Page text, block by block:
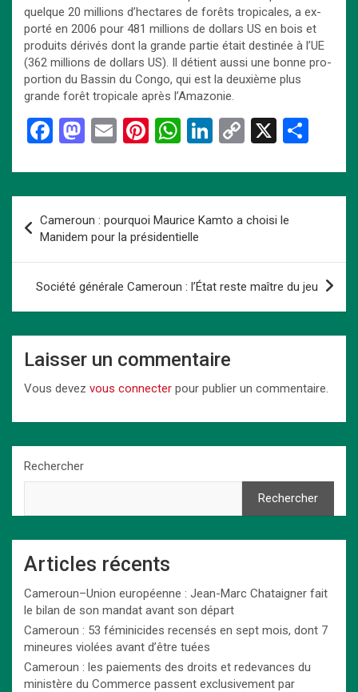
quelque 20 mil­lions d’hec­tares de fo­rêts tro­pi­cales, a ex­
por­té en 2006 pour 481 mil­lions de dol­lars US en bois et
pro­duits dé­ri­vés dont la grande par­tie était des­ti­née à l’UE
(362 mil­lions de dol­lars US). Il dé­tient aussi une bonne pro­
por­tion du Bas­sin du Congo, qui est la deuxième plus
grande forêt tro­pi­cale après l’Ama­zo­nie.
F
ce
o
o
k
M
st
d
o
n
E
ail
Pi
er
es
t
W
at
s
A
p
p
Li
ke
n
C
py
Li
n
k
X
ta
de
l’article
Cameroun : pourquoi Maurice Kamto a choisi le
Manidem pour la présidentielle
Société générale Cameroun : l’État reste maître du jeu
Laisser un commentaire
Vous devez vous connecter pour publier un commentaire.
Rechercher
Rechercher
Articles récents
Cameroun–Union européenne : Jean-Marc Chataigner fait
le bilan de son mandat avant son départ
Cameroun : 53 féminicides recensés en sept mois, dont 7
mineures violées avant d’être tuées
Cameroun : les paiements des droits et redevances du
ministère du Commerce passent exclusivement par